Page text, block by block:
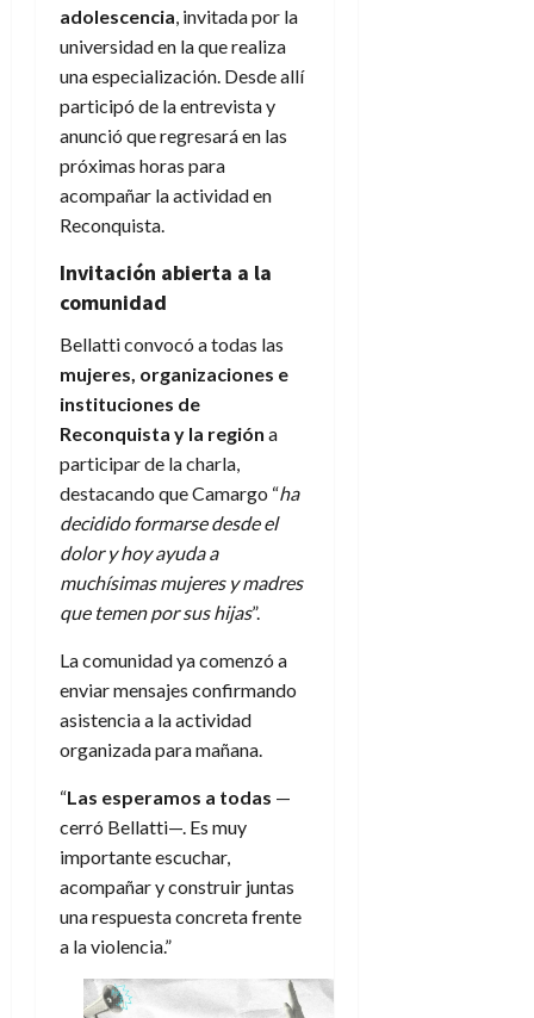
adolescencia, invitada por la
universidad en la que realiza
una especialización. Desde allí
participó de la entrevista y
anunció que regresará en las
próximas horas para
acompañar la actividad en
Reconquista.
Invitación abierta a la
comunidad
Bellatti convocó a todas las
mujeres, organizaciones e
instituciones de
Reconquista y la región a
participar de la charla,
destacando que Camargo “ha
decidido formarse desde el
dolor y hoy ayuda a
muchísimas mujeres y madres
que temen por sus hijas”.
La comunidad ya comenzó a
enviar mensajes confirmando
asistencia a la actividad
organizada para mañana.
“Las esperamos a todas —
cerró Bellatti—. Es muy
importante escuchar,
acompañar y construir juntas
una respuesta concreta frente
a la violencia.”